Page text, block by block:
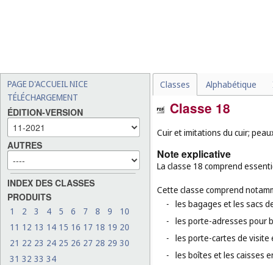
PAGE D'ACCUEIL NICE
TÉLÉCHARGEMENT
ÉDITION-VERSION
AUTRES
INDEX DES CLASSES
PRODUITS
1 2 3 4 5 6 7 8 9
10
11 12 13 14 15 16 17 18 19 20
21 22 23 24 25 26 27 28 29 30
31 32 33 34
Classes Alphabétique
Classe 18
Cuir et imitations du cuir;
Note explicative
La classe 18 comprend
Cette classe comprend
- les bagages et les sacs
- les porte-adresses pour
- les porte-cartes de visite
- les boîtes et les caisses